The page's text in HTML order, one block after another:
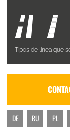
Tipos de línea que
DE RU PL